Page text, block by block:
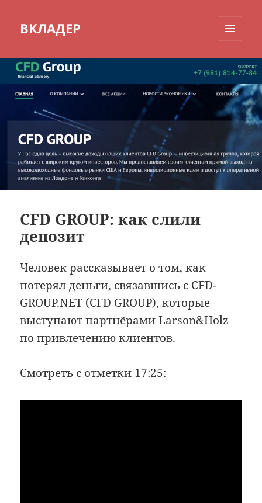
ВКЛАДЕР
ВИДЖЕТЫ
CFD GROUP: как слили
депозит
Человек рассказывает о том, как
потерял деньги, связавшись с CFD-
GROUP.NET (CFD GROUP), которые
выступают партнёрамиLarson&Holz
по привлечению клиентов.
Смотреть с отметки 17:25: